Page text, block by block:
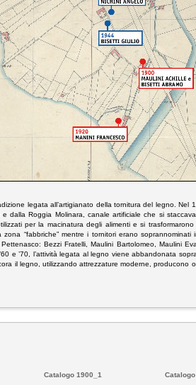
legata all’artigianato della tornitura del legno. Nel
dalla Roggia Molinara, canale artificiale che si
per la macinatura degli alimenti e si
zona “fabbriche” mentre i tornitori erano soprannominati
Bezzi Fratelli, Maulini Bartolomeo, Maulini
e ’70, l’attività legata al legno viene abbandonata
il legno, utilizzando attrezzature moderne, producono
Catalogo 1900_1